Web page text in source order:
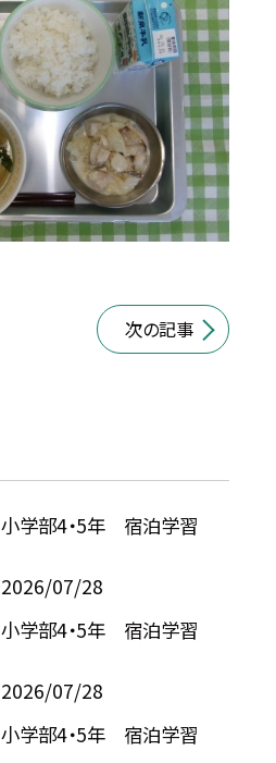
次の記事
小学部4・5年 宿泊学習
2026/07/28
小学部4・5年 宿泊学習
2026/07/28
小学部4・5年 宿泊学習